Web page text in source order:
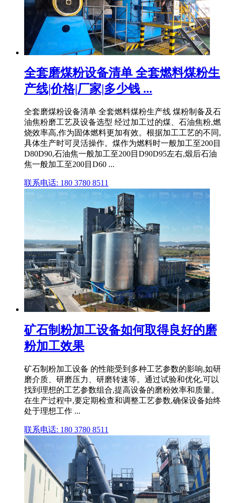
全套磨煤粉设备清单 全套燃料煤粉生
产线|价格|厂家|多少钱 ...
全套磨煤粉设备清单 全套燃料煤粉生产线 煤粉制备及石
油焦粉磨工艺及设备选型 经过加工过的煤、石油焦粉,燃
烧效率高,作为固体燃料更加有效。根据加工工艺的不同,
具体生产时可灵活操作。煤作为燃料时一般加工至200目
D80D90,石油焦一般加工至200目D90D95左右,煅后石油
焦一般加工至200目D60 ...
联系电话: 180 3780 8511
矿石制粉加工设备如何取得良好的磨
粉加工效果
矿石制粉加工设备 的性能受到多种工艺参数的影响,如研
磨介质、研磨压力、研磨转速等。通过试验和优化,可以
找到理想的工艺参数组合,提高设备的磨粉效率和质量。
在生产过程中,要定期检查和调整工艺参数,确保设备始终
处于理想工作 ...
联系电话: 180 3780 8511